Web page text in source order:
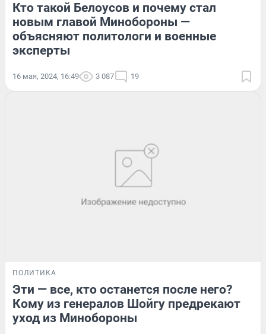
Кто такой Белоусов и почему стал
новым главой Минобороны —
объясняют политологи и военные
эксперты
16 мая, 2024, 16:49 3 087 19
ПОЛИТИКА
Эти — все, кто останется после него?
Кому из генералов Шойгу предрекают
уход из Минобороны